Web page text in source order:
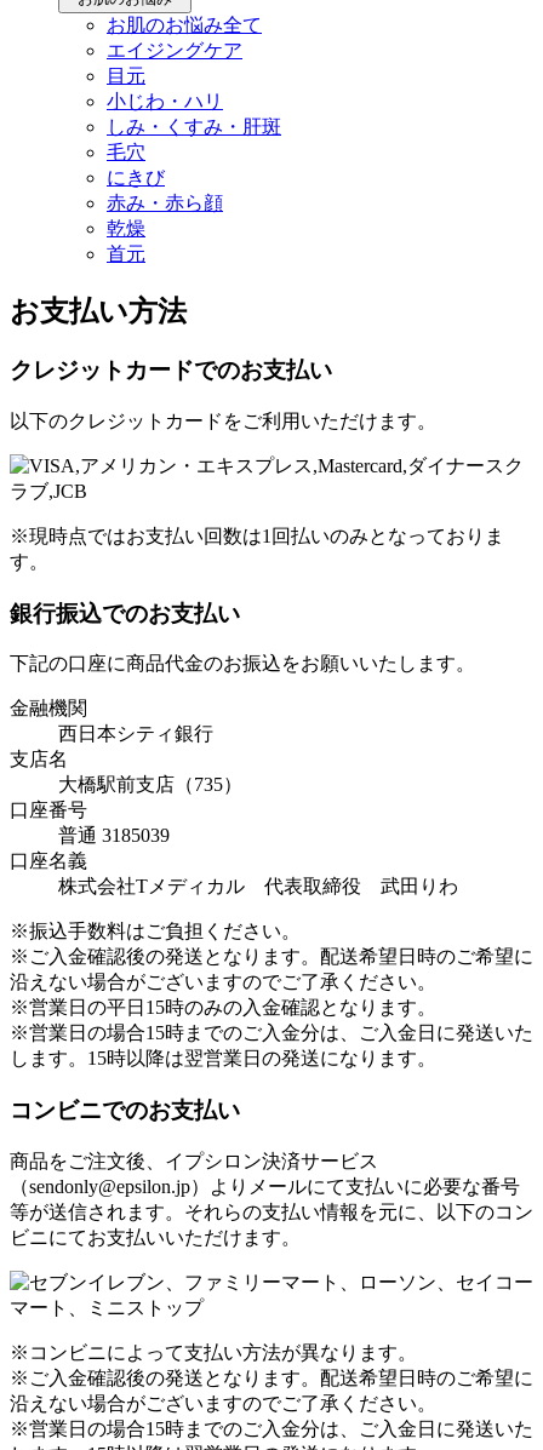
お肌のお悩み全て
エイジングケア
目元
小じわ・ハリ
しみ・くすみ・肝斑
毛穴
にきび
赤み・赤ら顔
乾燥
首元
お支払い方法
クレジットカードでのお支払い
以下のクレジットカードをご利用いただけます。
※現時点ではお支払い回数は1回払いのみとなっておりま
す。
銀行振込でのお支払い
下記の口座に商品代金のお振込をお願いいたします。
金融機関
西日本シティ銀行
支店名
大橋駅前支店（735）
口座番号
普通 3185039
口座名義
株式会社Tメディカル 代表取締役 武田りわ
※振込手数料はご負担ください。
※ご入金確認後の発送となります。配送希望日時のご希望に
沿えない場合がございますのでご了承ください。
※営業日の平日15時のみの入金確認となります。
※営業日の場合15時までのご入金分は、ご入金日に発送いた
します。15時以降は翌営業日の発送になります。
コンビニでのお支払い
商品をご注文後、イプシロン決済サービス
（sendonly@epsilon.jp）よりメールにて支払いに必要な番号
等が送信されます。それらの支払い情報を元に、以下のコン
ビニにてお支払いいただけます。
※コンビニによって支払い方法が異なります。
※ご入金確認後の発送となります。配送希望日時のご希望に
沿えない場合がございますのでご了承ください。
※営業日の場合15時までのご入金分は、ご入金日に発送いた